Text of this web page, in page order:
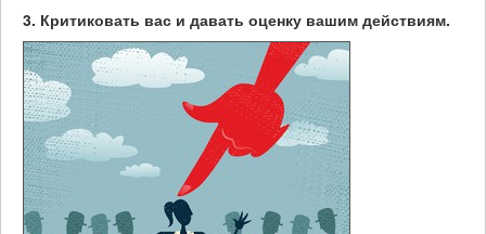
3. Критиковать вас и давать оценку вашим действиям.